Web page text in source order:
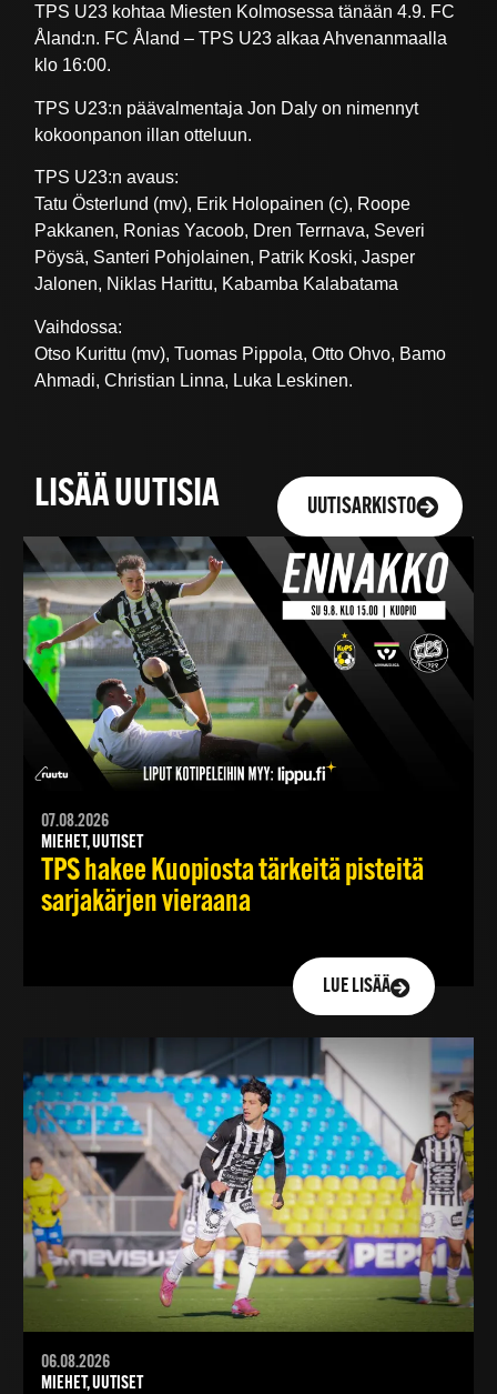
TPS U23 kohtaa Miesten Kolmosessa tänään 4.9. FC
Åland:n. FC Åland – TPS U23 alkaa Ahvenanmaalla
klo 16:00.
TPS U23:n päävalmentaja Jon Daly on nimennyt
kokoonpanon illan otteluun.
TPS U23:n avaus:
Tatu Österlund (mv), Erik Holopainen (c), Roope
Pakkanen, Ronias Yacoob, Dren Terrnava, Severi
Pöysä, Santeri Pohjolainen, Patrik Koski, Jasper
Jalonen, Niklas Harittu, Kabamba Kalabatama
Vaihdossa:
Otso Kurittu (mv), Tuomas Pippola, Otto Ohvo, Bamo
Ahmadi, Christian Linna, Luka Leskinen.
LISÄÄ UUTISIA UUTISARKISTO
07.08.2026
MIEHET, UUTISET
TPS hakee Kuopiosta tärkeitä pisteitä
sarjakärjen vieraana
LUE LISÄÄ
06.08.2026
MIEHET, UUTISET